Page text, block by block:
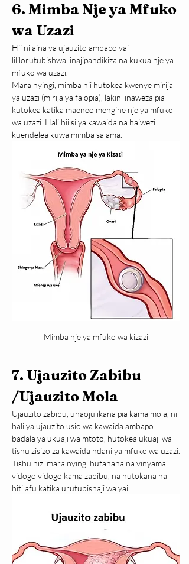
6. Mimba Nje ya Mfuko
wa Uzazi
Hii ni aina ya ujauzito ambapo yai
lililorutubishwa linajipandikiza na kukua nje ya
mfuko wa uzazi.
Mara nyingi, mimba hii hutokea kwenye mirija
ya uzazi (mirija ya falopia), lakini inaweza pia
kutokea katika maeneo mengine nje ya mfuko
wa uzazi. Hali hii si ya kawaida na haiwezi
kuendelea kuwa mimba salama.
Mimba nje ya mfuko wa kizazi
7. Ujauzito Zabibu
/Ujauzito Mola
Ujauzito zabibu, unaojulikana pia kama mola, ni
hali ya ujauzito usio wa kawaida ambapo
badala ya ukuaji wa mtoto, hutokea ukuaji wa
tishu zisizo za kawaida ndani ya mfuko wa uzazi.
Tishu hizi mara nyingi hufanana na vinyama
vidogo vidogo kama zabibu, na hutokana na
hitilafu katika urutubishaji wa yai.